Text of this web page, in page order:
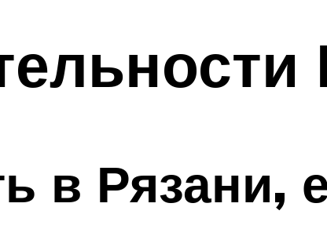
в Рязани,